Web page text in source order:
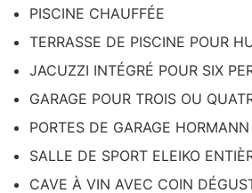
PISCINE CHAUFFÉE
TERRASSE DE PISCINE POUR
JACUZZI INTÉGRÉ POUR SIX
GARAGE POUR TROIS OU
PORTES DE GARAGE
SALLE DE SPORT ELEIKO
CAVE À VIN AVEC COIN